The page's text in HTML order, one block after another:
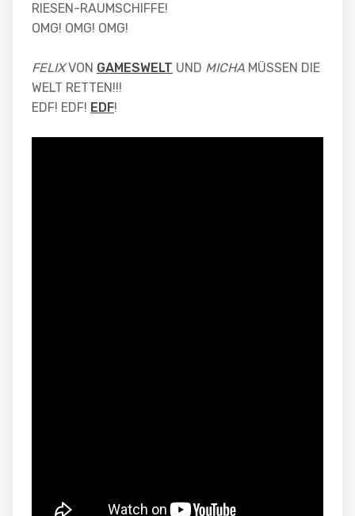
RIESEN-RAUMSCHIFFE!
OMG! OMG! OMG!
FELIXVON GAMESWELT UND MICHA MÜSSEN DIE
WELT RETTEN!!!
EDF! EDF! EDF!